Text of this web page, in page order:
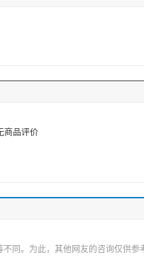
商品评价
同。为此，其他网友的咨询仅供参